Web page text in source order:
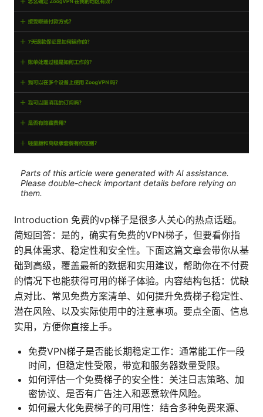
Parts of this article were generated with AI assistance.
Please double-check important details before relying on
them.
Introduction 免费的vp梯子是很多人关心的热点话题。
简短回答：是的，确实有免费的VPN梯子，但要看你指
的具体需求、稳定性和安全性。下面这篇文章会带你从基
础到高级，覆盖最新的数据和实用建议，帮助你在不付费
的情况下也能获得可用的梯子体验。内容结构包括：优缺
点对比、常见免费方案清单、如何提升免费梯子稳定性、
潜在风险、以及实际使用中的注意事项。要点全面、信息
实用，方便你直接上手。
免费VPN梯子是否能长期稳定工作：通常能工作一段
时间，但稳定性受限，带宽和服务器数量受限。
如何评估一个免费梯子的安全性：关注日志策略、加
密协议、是否有广告注入和恶意软件风险。
如何最大化免费梯子的可用性：结合多种免费来源、